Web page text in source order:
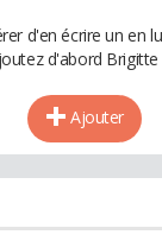
d'en écrire un en
d'abord
Ajouter